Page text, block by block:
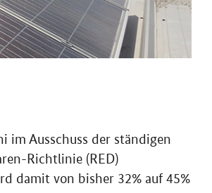
im Ausschuss der ständigen
Richtlinie (RED)
damit von bisher 32% auf 45%